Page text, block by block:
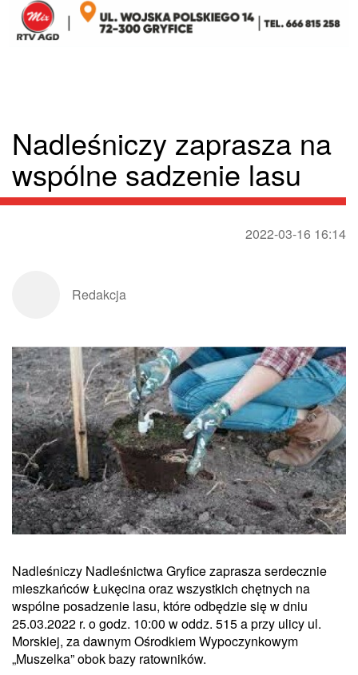
Nadleśniczy zaprasza na
wspólne sadzenie lasu
2022-03-16 16:14
Redakcja
Nadleśniczy Nadleśnictwa Gryfice zaprasza serdecznie
mieszkańców Łukęcina oraz wszystkich chętnych na
wspólne posadzenie lasu, które odbędzie się w dniu
25.03.2022 r. o godz. 10:00 w oddz. 515 a przy ulicy ul.
Morskiej, za dawnym Ośrodkiem Wypoczynkowym
„Muszelka” obok bazy ratowników.